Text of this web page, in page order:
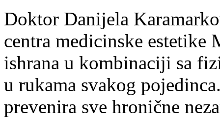
Doktor Danijela
centra medicinske estetike
ishrana u kombinaciji sa
u rukama svakog
prevenira sve hronične